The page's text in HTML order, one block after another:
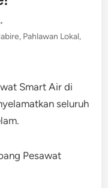
•
, Pahlawan Lokal,
Smart Air di
seluruh